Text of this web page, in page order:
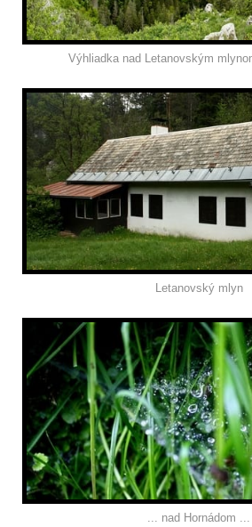
Výhliadka nad Letanovským
Letanovský mlyn
... nad Hornádom ...